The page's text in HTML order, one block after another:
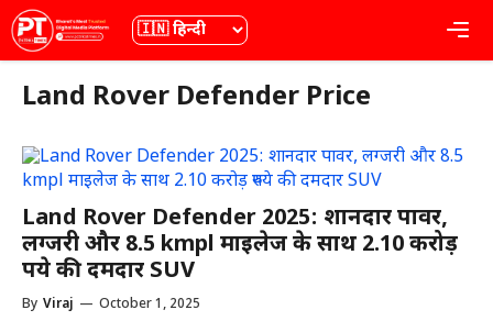
Skip
to
content
भाषा
Land Rover Defender Price
Land Rover Defender 2025: शानदार पावर,
लग्जरी और 8.5 kmpl माइलेज के साथ 2.10 करोड़
रुपये की दमदार SUV
By Viraj — October 1, 2025